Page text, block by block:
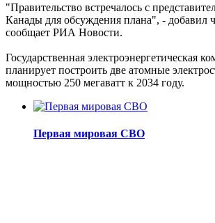
"Правительство встречалось с
Канады для обсуждения плана", - добавил
сообщает РИА Новости.
Государственная электроэнергетическая
планирует построить две атомные
мощностью 250 мегаватт к 2034 году.
Первая мировая СВО